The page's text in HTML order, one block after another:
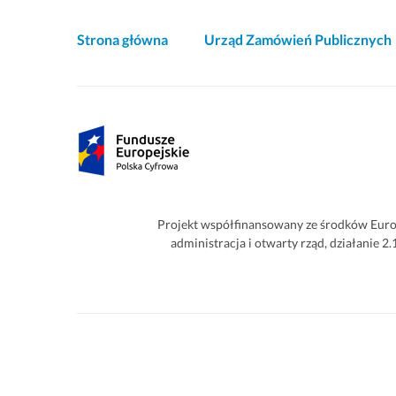
Akcje
witrynie
Strona główna Urząd Zamówień Publicznych
Partnerzy
Projekt współfinansowany ze środków
administracja i otwarty rząd, działanie